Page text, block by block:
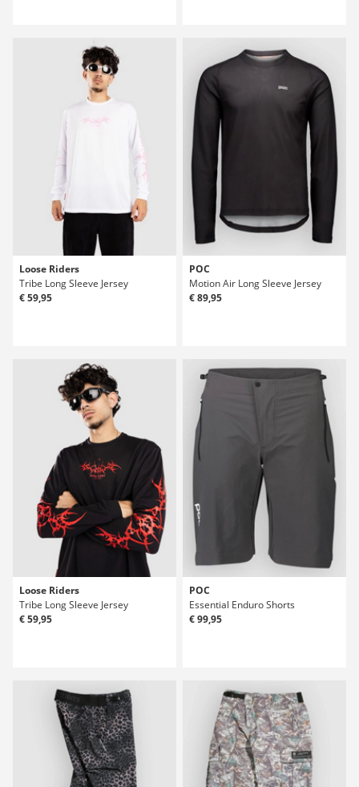
Loose Riders
Tribe Long Sleeve Jersey
€ 59,95
POC
Motion Air Long Sleeve Jersey
€ 89,95
Loose Riders
Tribe Long Sleeve Jersey
€ 59,95
POC
Essential Enduro Shorts
€ 99,95